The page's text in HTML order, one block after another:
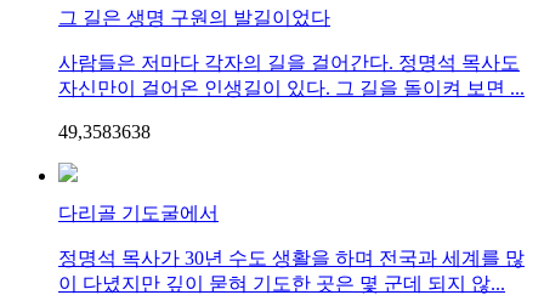
그 길은 생명 구원의 발길이었다
사람들은 저마다 각자의 길을 걸어간다. 정명석 목사도
자신만이 걸어온 인생길이 있다. 그 길을 돌이켜 보면 ...
49,3583638
다리골 기도굴에서
정명석 목사가 30년 수도 생활을 하며 전국과 세계를 많
이 다녔지만 깊이 묻혀 기도한 곳은 몇 군데 되지 않...